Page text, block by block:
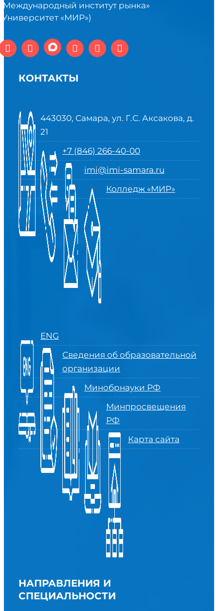
институт рынка»
«МИР»)
КОНТАКТЫ
443030, Самара, ул. Г.С. Аксакова, д.
21
+7 (846) 266-40-00
imi@imi-samara.ru
Колледж «МИР»
ENG
Сведения об образовательной
организации
Минобрнауки РФ
Минпросвещения
РФ
Карта сайта
НАПРАВЛЕНИЯ И
СПЕЦИАЛЬНОСТИ